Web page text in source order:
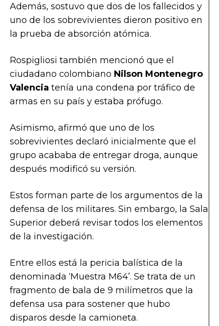
Además, sostuvo que dos de los fallecidos y
uno de los sobrevivientes dieron positivo en
la prueba de absorción atómica.
Rospigliosi también mencionó que el
ciudadano colombiano Nilson Montenegro
Valencia tenía una condena por tráfico de
armas en su país y estaba prófugo.
Asimismo, afirmó que uno de los
sobrevivientes declaró inicialmente que el
grupo acababa de entregar droga, aunque
después modificó su versión.
Estos forman parte de los argumentos de la
defensa de los militares. Sin embargo, la Sala
Superior deberá revisar todos los elementos
de la investigación.
Entre ellos está la pericia balística de la
denominada ‘Muestra M64’. Se trata de un
fragmento de bala de 9 milímetros que la
defensa usa para sostener que hubo
disparos desde la camioneta.